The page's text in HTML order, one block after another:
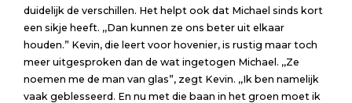
duidelijk de verschillen. Het helpt ook dat Michael sinds kort
een sikje heeft. ,,Dan kunnen ze ons beter uit elkaar
houden.” Kevin, die leert voor hovenier, is rustig maar toch
meer uitgesproken dan de wat ingetogen Michael. ,,Ze
noemen me de man van glas”, zegt Kevin. ,,Ik ben namelijk
vaak geblesseerd. En nu met die baan in het groen moet ik